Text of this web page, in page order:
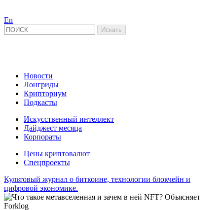
En
Новости
Лонгриды
Крипториум
Подкасты
Искусственный интеллект
Дайджест месяца
Корпораты
Цены криптовалют
Спецпроекты
Культовый журнал о биткоине, технологии блокчейн и
цифровой экономике.